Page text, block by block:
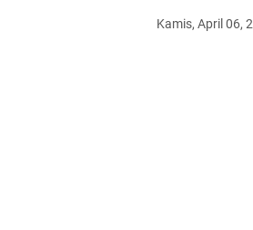
Kamis, April 06,